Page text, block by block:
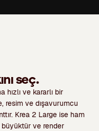
seç.
hızlı ve kararlı bir
resim ve dışavurumcu
Krea 2 Large ise ham
büyüktür ve render